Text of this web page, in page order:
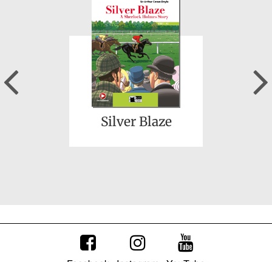
The Halloween
Secret
Silver Blaze
Previous